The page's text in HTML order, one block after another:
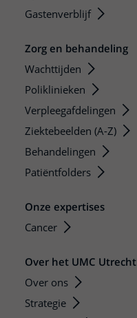
Gastenverblijf
Zorg en behandeling
Wachttijden
Poliklinieken
Verpleegafdelingen
Ziektebeelden (A-Z)
Behandelingen
Patiëntfolders
Onze expertises
Cancer
Over het UMC Utrecht
Over ons
Strategie